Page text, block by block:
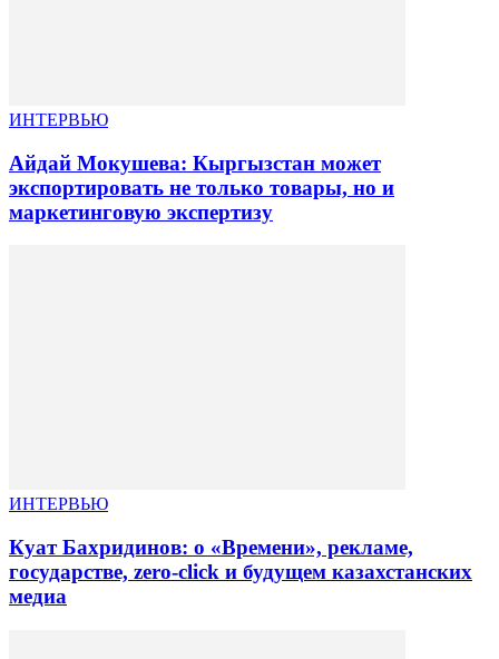
ИНТЕРВЬЮ
Айдай Мокушева: Кыргызстан может
экспортировать не только товары, но и
маркетинговую экспертизу
ИНТЕРВЬЮ
Куат Бахридинов: о «Времени», рекламе,
государстве, zero-click и будущем казахстанских
медиа